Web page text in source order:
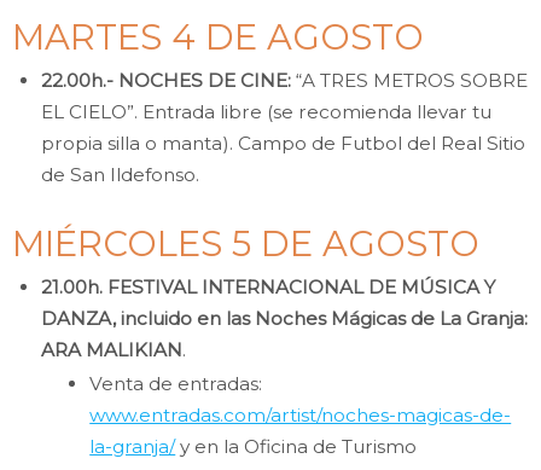
MARTES 4 DE AGOSTO
22.00h.- NOCHES DE CINE:“A TRES METROS SOBRE
EL CIELO”. Entrada libre (se recomienda llevar tu
propia silla o manta). Campo de Futbol del Real Sitio
de San Ildefonso.
MIÉRCOLES 5 DE AGOSTO
21.00h. FESTIVAL INTERNACIONAL DE MÚSICA Y
DANZA, incluido en las Noches Mágicas de La Granja:
ARA MALIKIAN.
Venta de entradas:
www.entradas.com/artist/noches-magicas-de-
la-granja/y en la Oficina de Turismo